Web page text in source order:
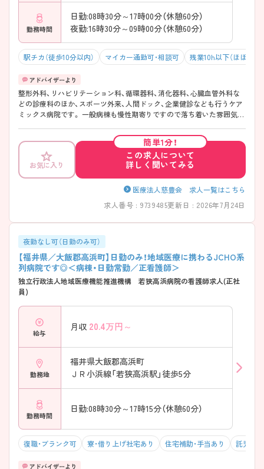
勤務時間
日勤:08時30分～17時00分（休憩60分）
夜勤:16時30分～09時00分（休憩60分）
駅チカ（徒歩10分以内） マイカー通勤可・相談可 残業10h以下（ほぼなし）
整形外科、リハビリテーション科、循環器科、消化器科、心臓血管外科な
どの診療科のほか、スポーツ外来、人間ドック、企業健診なども行うケア
ミックス病院です。 一般病棟も慢性期寄りですので落ち着いた雰囲気の
も便利です。 ご興味をお持ちの方はお気軽にお問い合わせください。
お気に入り
簡単1分！
この求人について
詳しく聞いてみる
医療法人慈豊会 求人一覧はこちら
求人番号 : 9739485更新日 : 2026年7月24日
夜勤なし可（日勤のみ可）
【福井県／大飯郡高浜町】日勤のみ！地域医療に携わるJCHO系
列病院です◎＜病棟・日勤常勤／正看護師＞
独立行政法人地域医療機能推進機構 若狭高浜病院の看護師求人(正社
員)
給与
月収 20.4万円～
勤務地
福井県大飯郡高浜町
ＪＲ小浜線「若狭高浜駅」徒歩5分
勤務時間
日勤:08時30分～17時15分（休憩60分）
復職・ブランク可 寮・借り上げ社宅あり 住宅補助・手当あり 託児所